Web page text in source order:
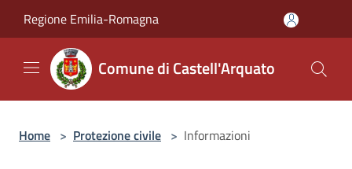
Regione Emilia-Romagna
Comune di Castell'Arquato
Home > Protezione civile > Informazioni